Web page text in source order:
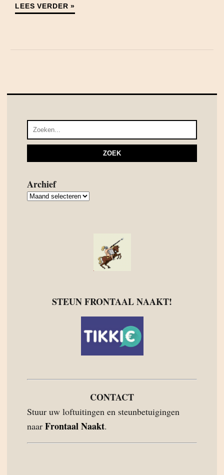
LEES VERDER »
Archief
Archief
STEUN FRONTAAL NAAKT!
CONTACT
Stuur uw loftuitingen en steunbetuigingen
naar Frontaal Naakt.